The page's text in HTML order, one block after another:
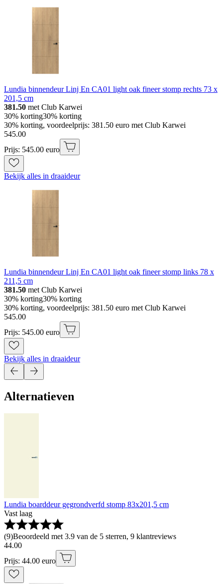
Lundia binnendeur Linj En CA01 light oak fineer stomp rechts 73 x
201,5 cm
381.50 met Club Karwei
30% korting30% korting
30% korting, voordeelprijs: 381.50 euro met Club Karwei
545.00
Prijs: 545.00 euro
Bekijk alles in draaideur
Lundia binnendeur Linj En CA01 light oak fineer stomp links 78 x
211,5 cm
381.50 met Club Karwei
30% korting30% korting
30% korting, voordeelprijs: 381.50 euro met Club Karwei
545.00
Prijs: 545.00 euro
Bekijk alles in draaideur
Alternatieven
Lundia boarddeur gegrondverfd stomp 83x201,5 cm
Vast laag
(9)Beoordeeld met 3.9 van de 5 sterren, 9 klantreviews
44.00
Prijs: 44.00 euro